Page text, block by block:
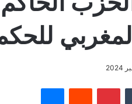
بينتيريست ماسنجر